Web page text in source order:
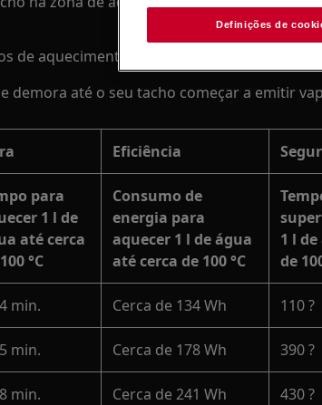
de aquecimento em baixo.
demora até o seu tacho começar a emitir
Eficiência
para
1 l de
até cerca
°C
Consumo de
energia para
aquecer 1 l de água
até cerca de 100 °C
1 l
de
min. Cerca de 134 Wh 110 ?
min. Cerca de 178 Wh 390 ?
min. Cerca de 241 Wh 430 ?
Definições de